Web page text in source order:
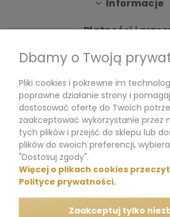
Informacje
Płatności i
Moje konto
Dokumenty
m.me/
+48 570 704
+48 570 704
Dbamy o Twoją
Pliki cookies i pokrewne im
poprawne działanie strony i
dostosować ofertę do Twoich
zaakceptować wykorzystanie przez
tych plików i przejść do sklepu lub
plików do swoich preferencji,
"Dostosuj zgody".
Więcej o plikach cookies
Polityce prywatności.
Zaakceptuj tylko